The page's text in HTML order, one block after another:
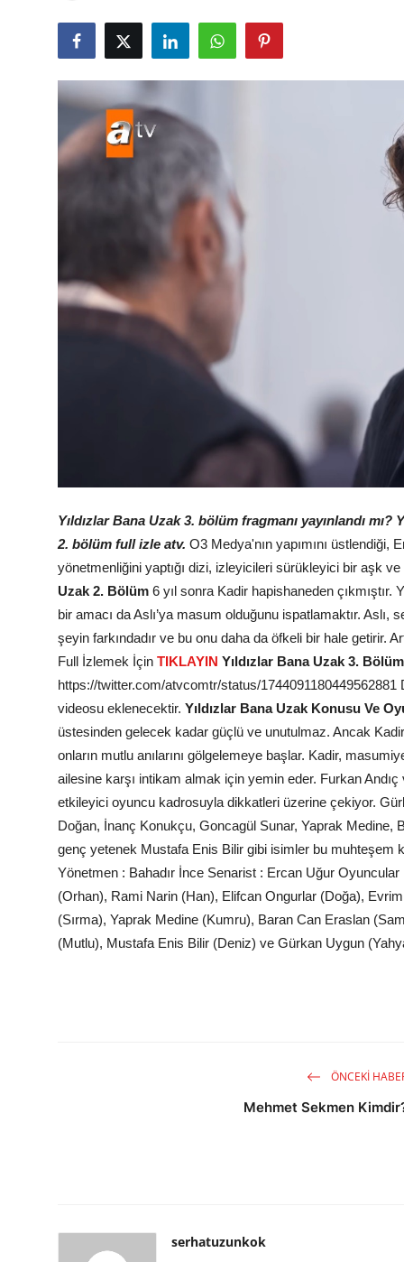
Yıldızlar Bana Uzak 3. bölüm fragmanı yayınlandı
2. bölüm full izle atv. O3 Medya'nın yapımını üstlendiği,
yönetmenliğini yaptığı dizi, izleyicileri sürükleyici bir aşk
Uzak 2. Bölüm 6 yıl sonra Kadir hapishaneden çıkmıştır.
bir amacı da Aslı’ya masum olduğunu ispatlamaktır. Aslı,
şeyin farkındadır ve bu onu daha da öfkeli bir hale getirir.
Full İzlemek İçin TIKLAYIN Yıldızlar Bana Uzak 3.
https://twitter.com/atvcomtr/status/1744091180449562881
videosu eklenecektir. Yıldızlar Bana Uzak Konusu Ve
üstesinden gelecek kadar güçlü ve unutulmaz. Ancak
onların mutlu anılarını gölgelemeye başlar. Kadir,
ailesine karşı intikam almak için yemin eder. Furkan Andıç
etkileyici oyuncu kadrosuyla dikkatleri üzerine çekiyor.
Doğan, İnanç Konukçu, Goncagül Sunar, Yaprak
genç yetenek Mustafa Enis Bilir gibi isimler bu muhteşem
Yönetmen : Bahadır İnce Senarist : Ercan Uğur Oyuncular
(Orhan), Rami Narin (Han), Elifcan Ongurlar (Doğa),
(Sırma), Yaprak Medine (Kumru), Baran Can Eraslan
(Mutlu), Mustafa Enis Bilir (Deniz) ve Gürkan Uygun
ÖNCEKI
Mehmet Sekmen
serhatuzunkok